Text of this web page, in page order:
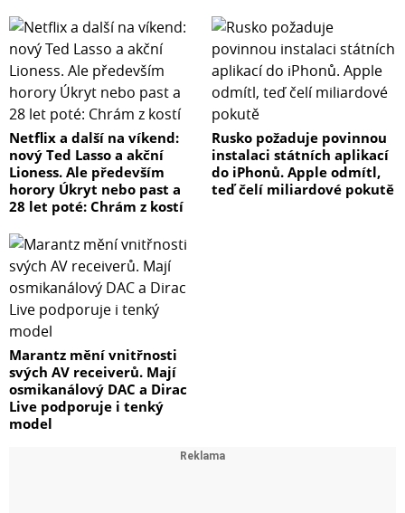
Netflix a další na víkend:
nový Ted Lasso a akční
Lioness. Ale především
horory Úkryt nebo past a
28 let poté: Chrám z kostí
Rusko požaduje povinnou
instalaci státních aplikací
do iPhonů. Apple odmítl,
teď čelí miliardové pokutě
Marantz mění vnitřnosti
svých AV receiverů. Mají
osmikanálový DAC a Dirac
Live podporuje i tenký
model